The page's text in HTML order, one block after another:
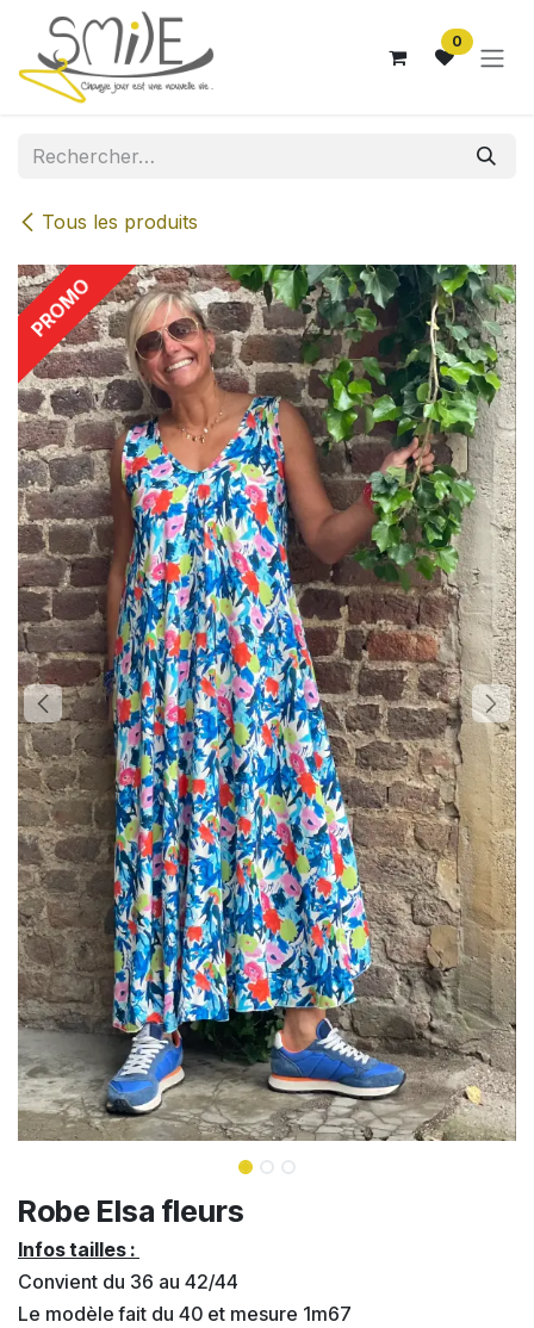
Se rendre au contenu
0
Tous les produits
PROMO
Robe Elsa fleurs
Infos tailles :
Convient du 36 au 42/44
Le modèle fait du 40 et mesure 1m67